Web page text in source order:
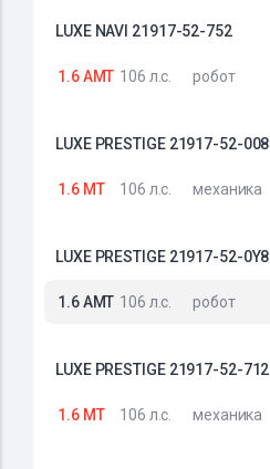
LUXE NAVI 21917-52-752
1.6 AMT 106 л.с. робот
LUXE PRESTIGE 21917-52-008
1.6 MT 106 л.с. механика
LUXE PRESTIGE 21917-52-0Y8
1.6 AMT 106 л.с. робот
LUXE PRESTIGE 21917-52-712
1.6 MT 106 л.с. механика